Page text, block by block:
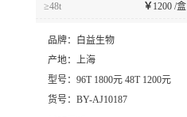
≥48t ￥ 1200 /盒
品牌：
白益生物
产地： 上海
型号： 96T 1800元 48T 1200元
货号： BY-AJ10187